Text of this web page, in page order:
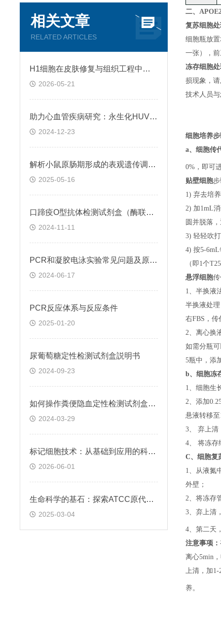
相关文章
RELATED ARTICLES
H1细胞在皮肤修复与组织工程中的应用前景
2026-05-21
助力心血管疾病研究：永生化HUVEC!
2024-12-23
解析小鼠原肠期形成的表观遗传调控规律
2025-05-16
口蹄疫O型抗体检测试剂盒（酶联免疫法）检测原理
2024-11-11
PCR和凝胶电泳实验常见问题及原因分析
2024-06-17
​PCR反应体系与反应条件
2025-01-20
尿葡萄糖定性检测试剂盒説明书
2024-09-23
如何操作粪便隐血定性检测试剂盒(邻联甲苯胺法)
2024-03-29
标记细胞技术：从基础到应用的科学探索
2026-06-01
生命科学的基石：探索ATCC原代细胞的魅力
2025-03-04
二、
复苏细胞
细胞瓶放
一张）
，
冻存细胞
损现象，
技术人员
细胞培养
a、 细胞传
0%，即可
贴壁细胞
1) 弃去培
2) 加1mL
圆并脱落
3) 轻轻吹
4) 按5-
（即1个
悬浮细胞
1、半换液
半换液处
右FBS，
2、离心换
如需分瓶
5瓶中，添
b、 细胞冻
1、细胞生
2、添加
悬液转移
3、 弃上清
4、 将冻存
C、 细胞复
1、 从液氮
外壁；
2、 将冻存
3、 弃上清
4、 第二天
注意事项：
离心5min，
上清，加1-
养。